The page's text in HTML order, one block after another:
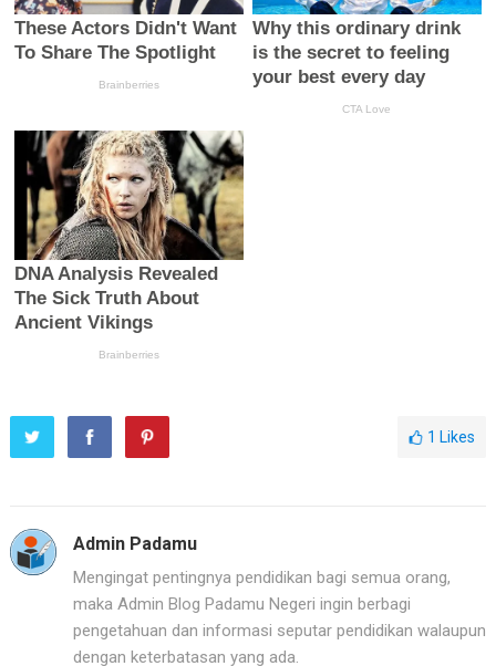
1 Likes
Admin Padamu
Mengingat pentingnya pendidikan bagi semua orang,
maka Admin Blog Padamu Negeri ingin berbagi
pengetahuan dan informasi seputar pendidikan walaupun
dengan keterbatasan yang ada.